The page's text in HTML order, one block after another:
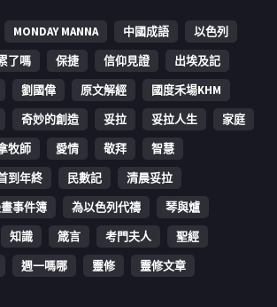
MONDAY MANNA 中國成語
以色列
了嗎 保捷 信仰見證
出埃及記
劉國偉 原文解經
國度禾場KHM
奇妙的創造 妥拉 妥拉人生
家庭
牧師 愛情 敬拜
智慧
到年終 民數記
清晨妥拉
事件簿 為以色列代禱
琴與爐
知識 箴言 考門夫人
聖經
週一嗎哪 靈修 靈修文章